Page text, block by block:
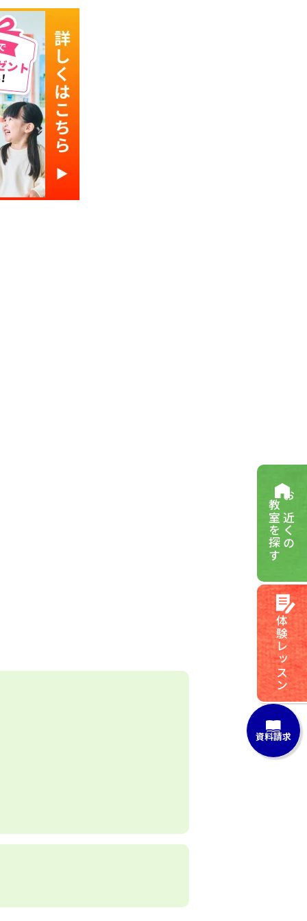
お近くの
教室を探す
体験レッスン
資料請求